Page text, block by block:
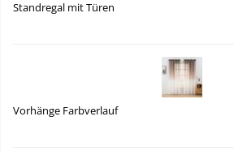
Standregal mit Türen
Vorhänge Farbverlauf